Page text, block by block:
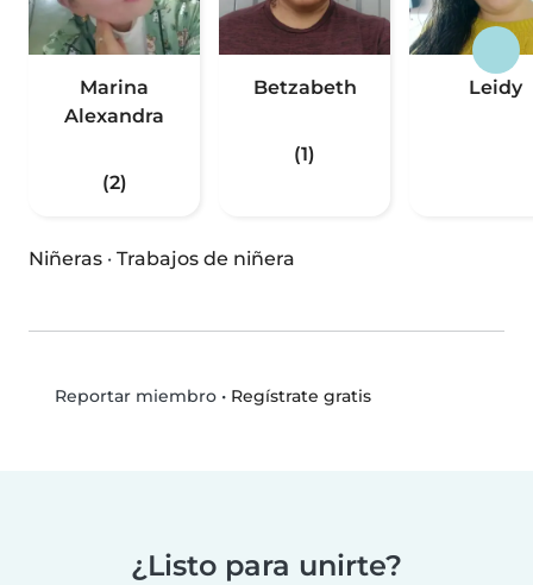
Marina
Alexandra
(2)
Betzabeth
(1)
Leidy
Niñeras · Trabajos de niñera
Reportar miembro• Regístrate gratis
¿Listo para unirte?